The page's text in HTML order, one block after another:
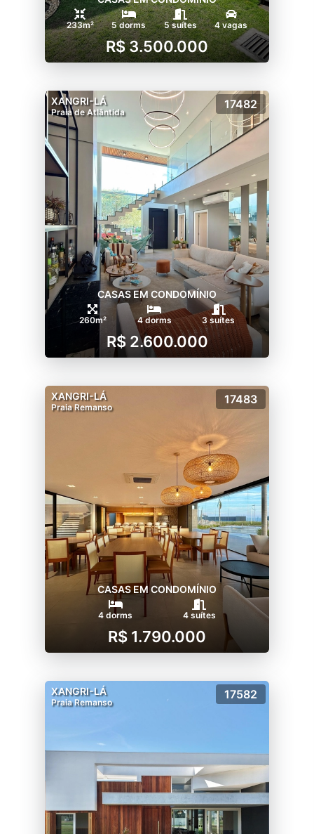
233m² 5 dorms 5 suítes 4 vagas
R$ 3.500.000
XANGRI-LÁ
Praia de Atlântida
17482
CASAS EM CONDOMÍNIO
260m² 4 dorms 3 suítes
R$ 2.600.000
XANGRI-LÁ
Praia Remanso
17483
CASAS EM CONDOMÍNIO
4 dorms 4 suítes
R$ 1.790.000
XANGRI-LÁ
Praia Remanso
17582